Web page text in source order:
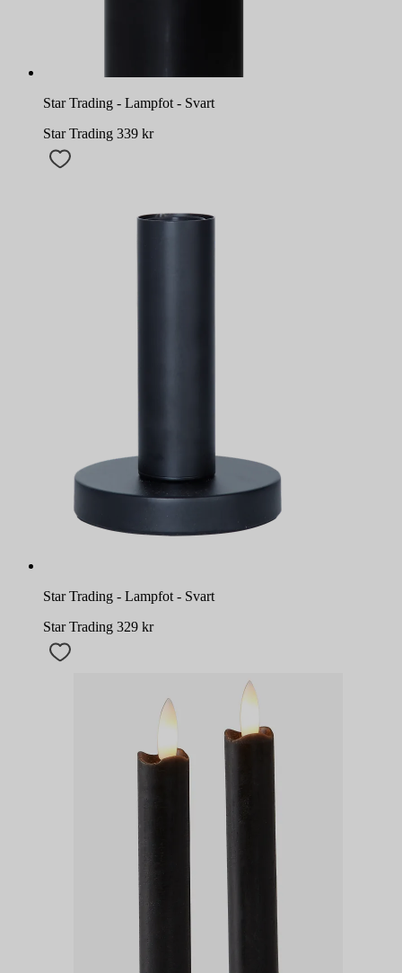
Star Trading - Lampfot - Svart
Star Trading 339 kr
Star Trading - Lampfot - Svart
Star Trading 329 kr